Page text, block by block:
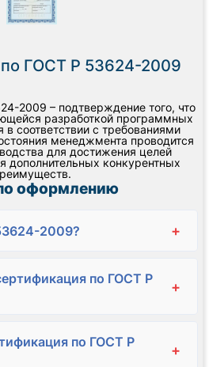
ГОСТ Р 53624-2009
2009 – подтверждение того, что
разработкой программных
в соответствии с требованиями
менеджмента проводится
для достижения целей
дополнительных конкурентных
оформлению
2009? +
по ГОСТ Р
+
по ГОСТ Р
+